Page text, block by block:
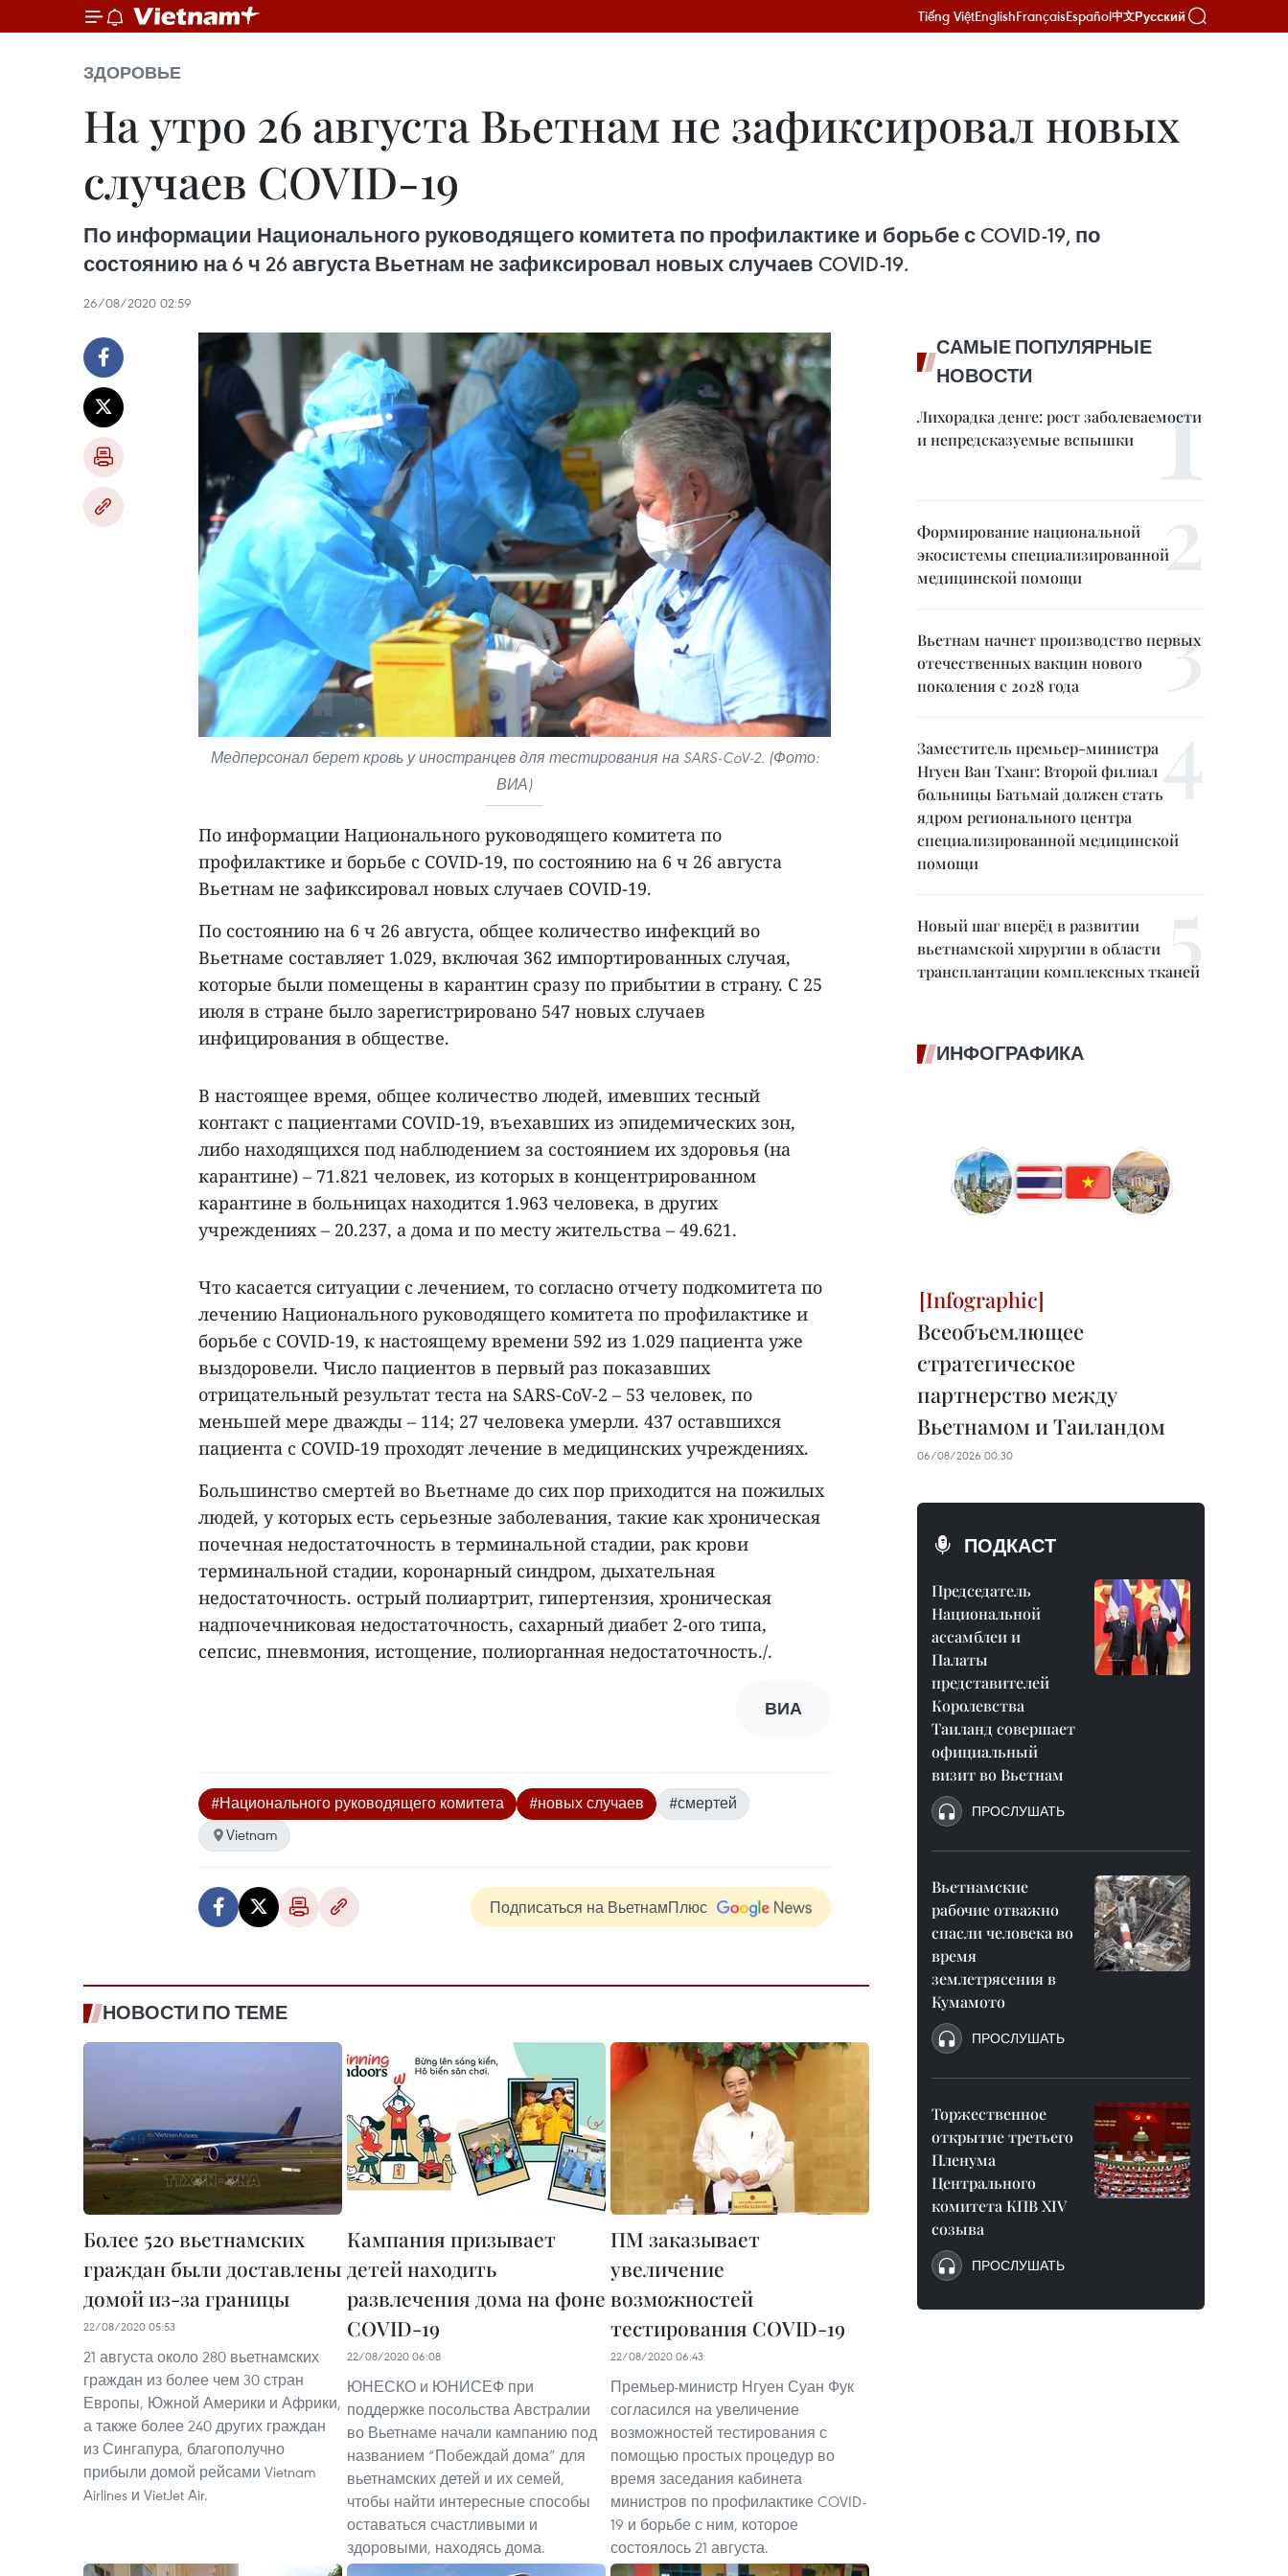
Tiếng ViệtEnglishFrançaisEspañol中文Русский
ЗДОРОВЬЕ
На утро 26 августа Вьетнам не зафиксировал новых
случаев COVID-19
По информации Национального руководящего комитета по профилактике и борьбе с COVID-19, по
состоянию на 6 ч 26 августа Вьетнам не зафиксировал новых случаев COVID-19.
26/08/2020 02:59
Медперсонал берет кровь у иностранцев для тестирования на SARS-CoV-2. (Фото:
ВИА)
По информации Национального руководящего комитета по
профилактике и борьбе с COVID-19, по состоянию на 6 ч 26 августа
Вьетнам не зафиксировал новых случаев COVID-19.
По состоянию на 6 ч 26 августа, общее количество инфекций во
Вьетнаме составляет 1.029, включая 362 импортированных случая,
которые были помещены в карантин сразу по прибытии в страну. С 25
июля в стране было зарегистрировано 547 новых случаев
инфицирования в обществе.
В настоящее время, общее количество людей, имевших тесный
контакт с пациентами COVID-19, въехавших из эпидемических зон,
либо находящихся под наблюдением за состоянием их здоровья (на
карантине) – 71.821 человек, из которых в концентрированном
карантине в больницах находится 1.963 человека, в других
учреждениях – 20.237, а дома и по месту жительства – 49.621.
Что касается ситуации с лечением, то согласно отчету подкомитета по
лечению Национального руководящего комитета по профилактике и
борьбе с COVID-19, к настоящему времени 592 из 1.029 пациента уже
выздоровели. Число пациентов в первый раз показавших
отрицательный результат теста на SARS-CoV-2 – 53 человек, по
меньшей мере дважды – 114; 27 человека умерли. 437 оставшихся
пациента с COVID-19 проходят лечение в медицинских учреждениях.
Большинство смертей во Вьетнаме до сих пор приходится на пожилых
людей, у которых есть серьезные заболевания, такие как хроническая
почечная недостаточность в терминальной стадии, рак крови
терминальной стадии, коронарный синдром, дыхательная
недостаточность. острый полиартрит, гипертензия, хроническая
надпочечниковая недостаточность, сахарный диабет 2-ого типа,
сепсис, пневмония, истощение, полиорганная недостаточность./.
ВИА
#Национального руководящего комитета #новых случаев
#смертей
Vietnam
Подписаться на ВьетнамПлюс
НОВОСТИ ПО ТЕМЕ
Более 520 вьетнамских
граждан были доставлены
домой из-за границы
22/08/2020 05:53
21 августа около 280 вьетнамских
граждан из более чем 30 стран
Европы, Южной Америки и Африки,
а также более 240 других граждан
из Сингапура, благополучно
прибыли домой рейсами Vietnam
Airlines и VietJet Air.
Кампания призывает
детей находить
развлечения дома на фоне
COVID-19
22/08/2020 06:08
ЮНЕСКО и ЮНИСЕФ при
поддержке посольства Австралии
во Вьетнаме начали кампанию под
названием “Побеждай дома” для
вьетнамских детей и их семей,
чтобы найти интересные способы
оставаться счастливыми и
здоровыми, находясь дома.
ПМ заказывает
увеличение
возможностей
тестирования COVID-19
22/08/2020 06:43
Премьер-министр Нгуен Суан Фук
согласился на увеличение
возможностей тестирования с
помощью простых процедур во
время заседания кабинета
министров по профилактике COVID-
19 и борьбе с ним, которое
состоялось 21 августа.
САМЫЕ ПОПУЛЯРНЫЕ
НОВОСТИ
Лихорадка денге: рост заболеваемости
и непредсказуемые вспышки
Формирование национальной
экосистемы специализированной
медицинской помощи
Вьетнам начнет производство первых
отечественных вакцин нового
поколения с 2028 года
Заместитель премьер-министра
Нгуен Ван Тханг: Второй филиал
больницы Батьмай должен стать
ядром регионального центра
специализированной медицинской
помощи
Новый шаг вперёд в развитии
вьетнамской хирургии в области
трансплантации комплексных тканей
ИНФОГРАФИКА
Всеобъемлющее
стратегическое
партнерство между
Вьетнамом и Таиландом
06/08/2026 00:30
ПОДКАСТ
Председатель
Национальной
ассамблеи и
Палаты
представителей
Королевства
Таиланд совершает
официальный
визит во Вьетнам
ПРОСЛУШАТЬ
Вьетнамские
рабочие отважно
спасли человека во
время
землетрясения в
Кумамото
ПРОСЛУШАТЬ
Торжественное
открытие третьего
Пленума
Центрального
комитета КПВ XIV
созыва
ПРОСЛУШАТЬ